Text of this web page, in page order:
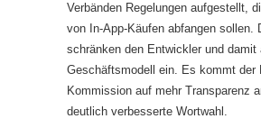
Verbänden Regelungen aufgestellt,
von In-App-Käufen abfangen sollen.
schränken den Entwickler und damit
Geschäftsmodell ein. Es kommt der
Kommission auf mehr Transparenz
deutlich verbesserte Wortwahl.